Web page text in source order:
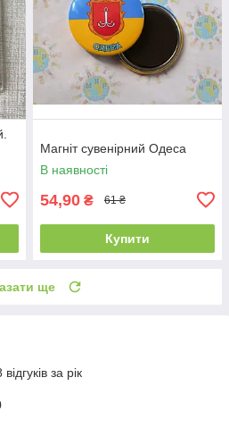
Магніт сувенірний Одеса
В наявності
54,90 ₴ 61 ₴
Купити
ще
за рік